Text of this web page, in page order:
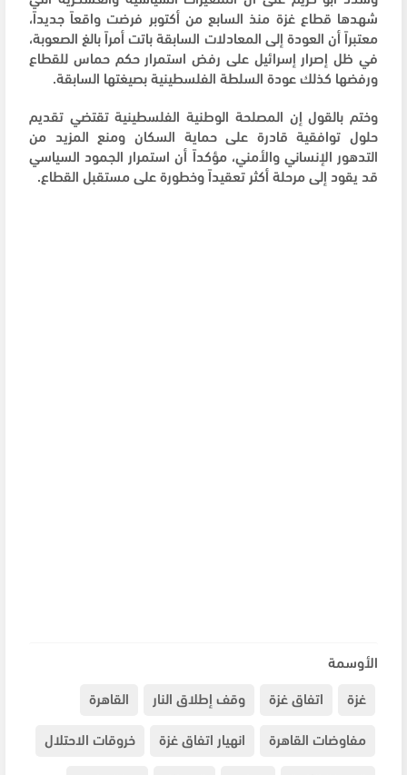
شهدها قطاع غزة منذ السابع من أكتوبر فرضت واقعاً جديداً،
معتبراً أن العودة إلى المعادلات السابقة باتت أمراً بالغ الصعوبة،
في ظل إصرار إسرائيل على رفض استمرار حكم حماس للقطاع
ورفضها كذلك عودة السلطة الفلسطينية بصيغتها السابقة.
وختم بالقول إن المصلحة الوطنية الفلسطينية تقتضي تقديم
حلول توافقية قادرة على حماية السكان ومنع المزيد من
التدهور الإنساني والأمني، مؤكداً أن استمرار الجمود السياسي
قد يقود إلى مرحلة أكثر تعقيداً وخطورة على مستقبل القطاع.
الأوسمة
غزة
اتفاق غزة وقف إطلاق النار
القاهرة
مفاوضات القاهرة
انهيار اتفاق غزة
خروقات الاحتلال